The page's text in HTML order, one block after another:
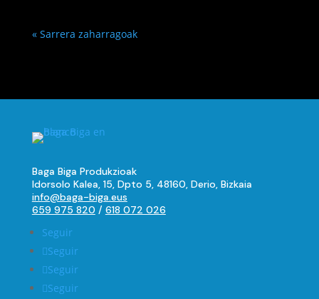
« Sarrera zaharragoak
Baga Biga Produkzioak
Idorsolo Kalea, 15, Dpto 5, 48160, Derio, Bizkaia
info@baga-biga.eus
659 975 820 / 618 072 026
Seguir
Seguir
Seguir
Seguir